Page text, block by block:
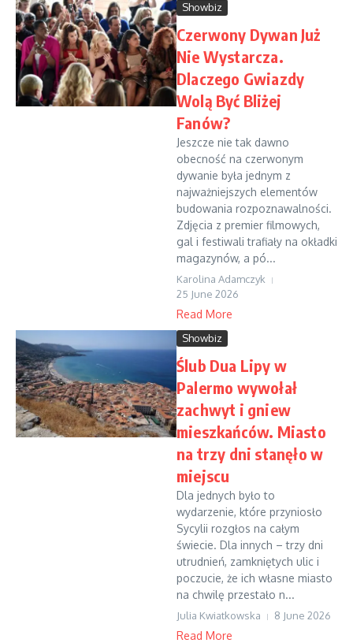
Showbiz
Czerwony Dywan Już
Nie Wystarcza.
Dlaczego Gwiazdy
Wolą Być Bliżej
Fanów?
Jeszcze nie tak dawno
obecność na czerwonym
dywanie była jednym z
najważniejszych elementów
budowania rozpoznawalności.
Zdjęcia z premier filmowych,
gal i festiwali trafiały na okładki
magazynów, a pó...
Karolina Adamczyk
25 June 2026
Read More
Showbiz
Ślub Dua Lipy w
Palermo wywołał
zachwyt i gniew
mieszkańców. Miasto
na trzy dni stanęło w
miejscu
Dla jednych było to
wydarzenie, które przyniosło
Sycylii rozgłos na całym
świecie. Dla innych – trzy dni
utrudnień, zamkniętych ulic i
poczucie, że ich własne miasto
na chwilę przestało n...
Julia Kwiatkowska 8 June 2026
Read More